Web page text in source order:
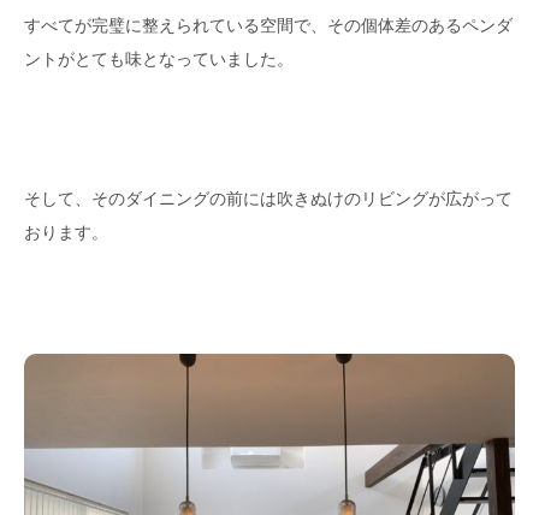
すべてが完璧に整えられている空間で、その個体差のあるペンダ
ントがとても味となっていました。
そして、そのダイニングの前には吹きぬけのリビングが広がって
おります。